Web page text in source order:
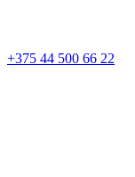
+375 44 500 66 22